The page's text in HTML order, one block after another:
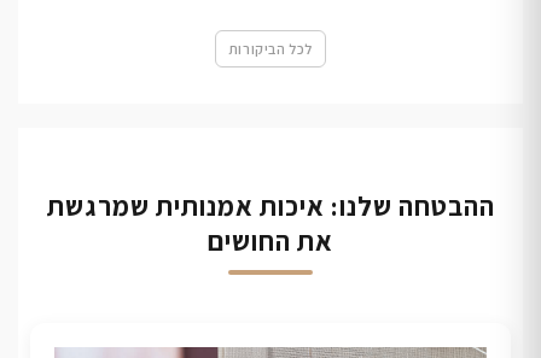
לכל הביקורות
ההבטחה שלנו: איכות אמנותית שמרגשת
את החושים